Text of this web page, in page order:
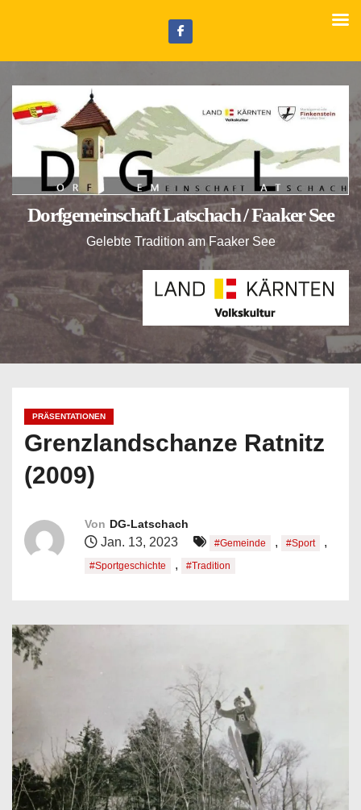
l
n
Dorfgemeinschaft Latschach / Faaker See
Gelebte Tradition am Faaker See
PRÄSENTATIONEN
Grenzlandschanze Ratnitz
(2009)
Von DG-Latschach
Jan. 13, 2023 #Gemeinde , #Sport ,
#Sportgeschichte , #Tradition